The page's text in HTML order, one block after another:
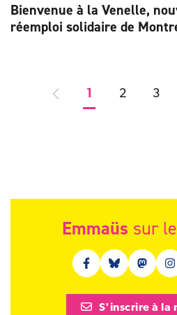
Bienvenue à la Venelle,
réemploi solidaire de
1 2 3
Emmaüs sur
FacebookBluesky
S'inscrire à la